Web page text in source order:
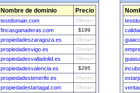
Nombre de dominio Precio
testdomain.com Ofertar!
fincasganaderas.com $199
propiedadeszaragoza.es Ofertar!
propiedadesvigo.es Ofertar!
propiedadesvalladolid.es Ofertar!
propiedadesvalencia.es $295
propiedadestenerife.es Ofertar!
propiedadestartagal.com Ofertar!